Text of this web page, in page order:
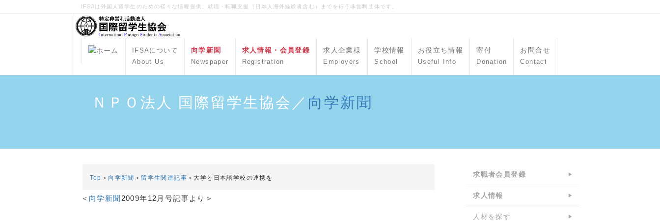
IFSAは外国人留学生のための様々な情報提供、就職・転職支援（日本人海外経験者含む）までを行う非営利団体です。
IFSAについて
About Us
向学新聞
Newspaper
求人情報・会員登録
Registration
求人企業様
Employers
学校情報
School
お役立ち情報
Useful Info
寄付
Donation
お問合せ
Contact
ＮＰＯ法人 国際留学生協会／ 向学新聞
Top ＞向学新聞 ＞ 留学生関連記事 ＞大学と日本語学校の連携を
＜ 向学新聞 2009年12月号記事より＞
求職者会員登録
求人情報
人材を探す